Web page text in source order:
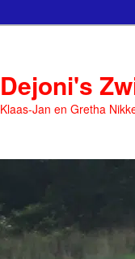
Dejoni's
Klaas-Jan en Gretha